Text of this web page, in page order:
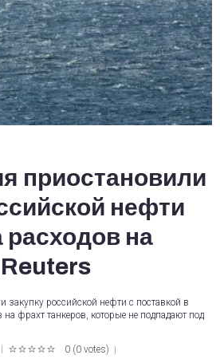
приостановили
нефти
расходов на
закупку российской нефти с поставкой в
на фрахт танкеров, которые не подпадают под
0 (0 votes)